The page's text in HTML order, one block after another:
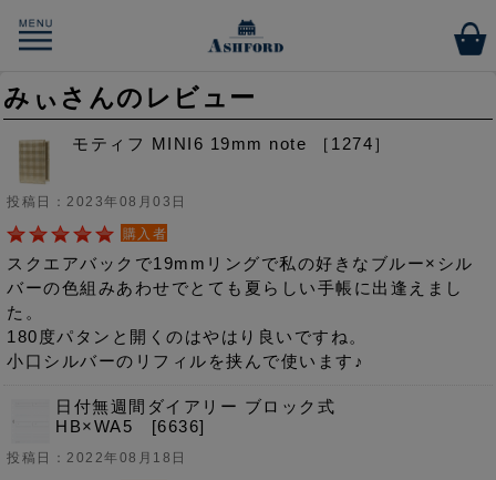
みぃさんのレビュー
モティフ MINI6 19mm note ［1274］
投稿日：2023年08月03日
購入者
スクエアバックで19mmリングで私の好きなブルー×シル
バーの色組みあわせでとても夏らしい手帳に出逢えまし
た。
180度パタンと開くのはやはり良いですね。
小口シルバーのリフィルを挟んで使います♪
日付無週間ダイアリー ブロック式
HB×WA5 [6636]
投稿日：2022年08月18日